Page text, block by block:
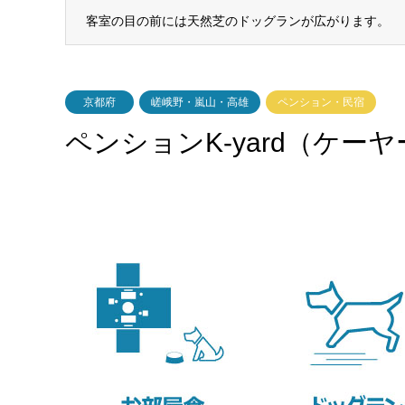
客室の目の前には天然芝のドッグランが広がります。
京都府 嵯峨野・嵐山・高雄 ペンション・民宿
ペンションK-yard（ケーヤ